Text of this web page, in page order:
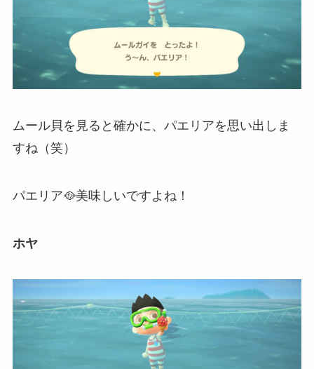
ムール貝を見ると確かに、パエリアを思い出しま
すね（笑）
パエリア🥘美味しいですよね！
ホヤ